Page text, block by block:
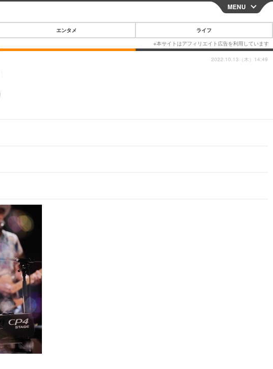
CLOSE
MENU
エンタメ ライフ
2022.10.13（木）14:49